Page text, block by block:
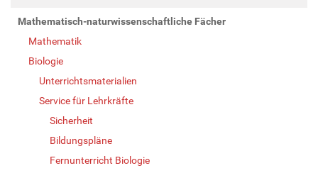
Mathematisch-naturwissenschaftliche Fächer
Mathematik
Biologie
Unterrichtsmaterialien
Service für Lehrkräfte
Sicherheit
Bildungspläne
Fernunterricht Biologie